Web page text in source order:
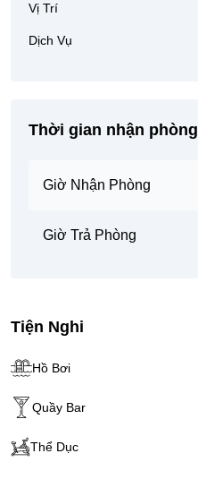
Vị Trí
Dịch Vụ
Thời gian nhận phòng
Giờ Nhận Phòng
Giờ Trả Phòng
Tiện Nghi
Hồ Bơi
Quầy Bar
Thể Dục